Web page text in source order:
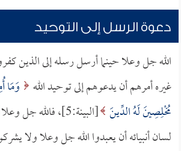
دعوة الرسل إلى التوحيد
الله جل وعلا حينما أرسل رسله إلى الذين
غيره أمرهم أن يدعوهم إلى توحيد الله وَمَا
مُخْلِصِينَ لَهُ الدِّينَ
[البينة:5]، فالله
لسان أنبيائه أن يعبدوا الله جل وعلا ولا